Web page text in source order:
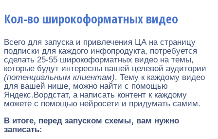
Кол-во широкоформатных видео
Всего для запуска и привлечения ЦА на страницу
подписки для каждого инфопродукта, потребуется
сделать 25-55 широкоформатных видео на темы,
которые будут интересны вашей целевой аудитории
(потенциальным клиентам). Тему к каждому видео
для вашей нише, можно найти с помощью
Яндекс.Вордстат, а написать контент к каждому
можете с помощью нейросети и придумать самим.
В итоге, перед запуском схемы, вам нужно
записать: